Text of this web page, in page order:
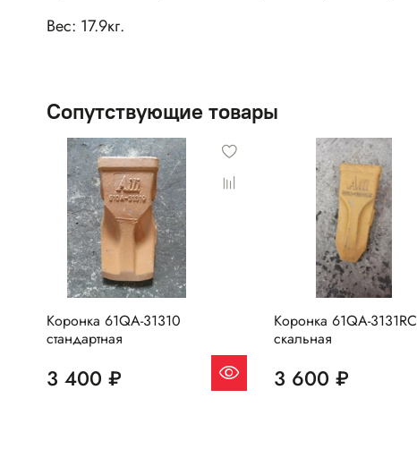
Вес: 17.9кг.
Сопутствующие товары
Коронка 61QA-31310
стандартная
3 400 ₽
Коронка 61QA-3131RC
скальная
3 600 ₽